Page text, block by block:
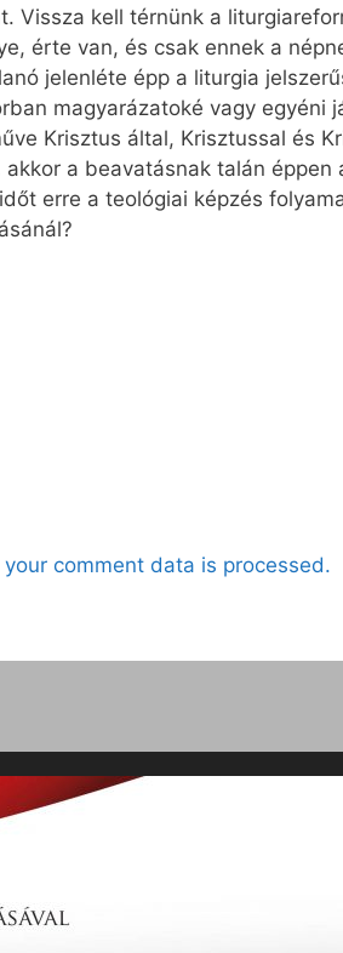
Vissza kell térnünk a
érte van, és csak ennek a
jelenléte épp a liturgia
magyarázatoké vagy egyéni
Krisztus által, Krisztussal és
a beavatásnak talán
erre a teológiai képzés
comment data is processed.